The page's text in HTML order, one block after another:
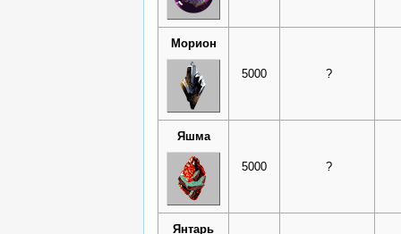
Морион
5000 ?
Яшма
5000 ?
Янтарь